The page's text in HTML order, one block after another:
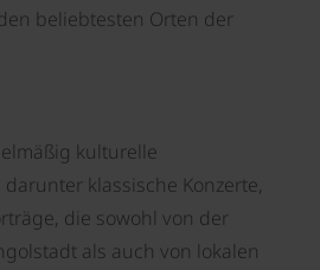
beliebtesten Orten der
kulturelle
klassische Konzerte,
die sowohl von der
als auch von lokalen